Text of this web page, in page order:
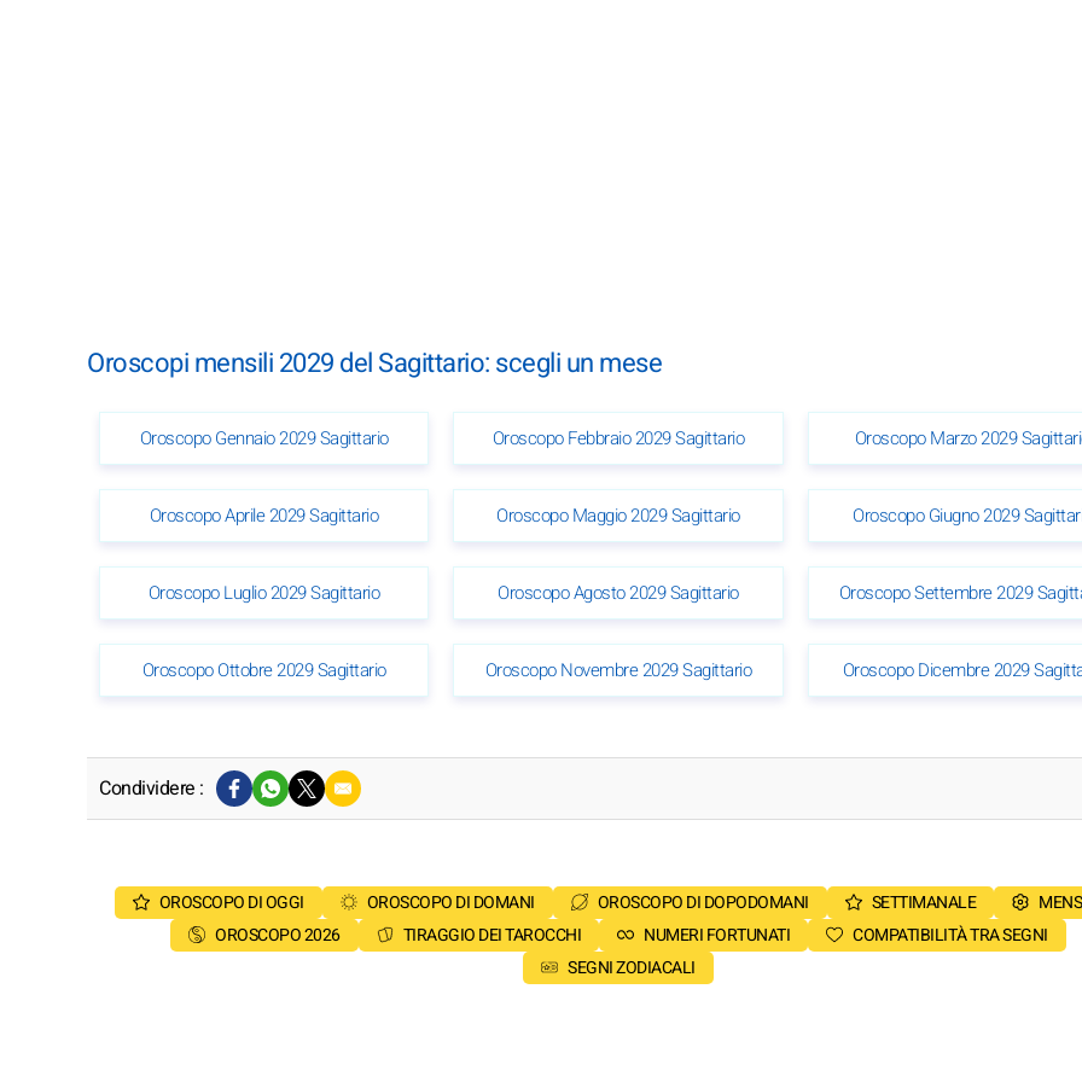
Oroscopi mensili 2029 del Sagittario: scegli un mese
Oroscopo Gennaio 2029 Sagittario Oroscopo Febbraio 2029 Sagittario Oroscopo Marzo 2029
Oroscopo Aprile 2029 Sagittario Oroscopo Maggio 2029 Sagittario Oroscopo Giugno 2029
Oroscopo Luglio 2029 Sagittario Oroscopo Agosto 2029 Sagittario Oroscopo Settembre 2029
Oroscopo Ottobre 2029 Sagittario Oroscopo Novembre 2029 Sagittario Oroscopo Dicembre 2029
Condividere :
OROSCOPO DI OGGI OROSCOPO DI DOMANI OROSCOPO DI DOPODOMANI SETTIMANALE
OROSCOPO 2026
TIRAGGIO DEI TAROCCHI NUMERI FORTUNATI
COMPATIBILITÀ TRA SEGNI
SEGNI ZODIACALI